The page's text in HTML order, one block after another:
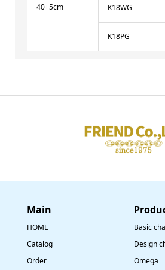
40+5cm K18WG
K18PG
Main
HOME
Catalog
Order
Basic
Design
Omega